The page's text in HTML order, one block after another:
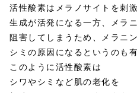
活性酸素はメラノサイトを刺
生成が活発になる一方、メラ
阻害してしまうため、メラニ
シミの原因になるというのも
このように活性酸素は
シワやシミなど肌の老化を